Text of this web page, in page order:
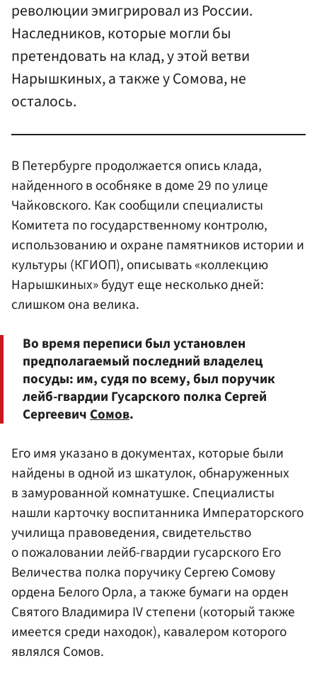
революции эмигрировал из России.
Наследников, которые могли бы
претендовать на клад, у этой ветви
Нарышкиных, а также у Сомова, не
осталось.
В Петербурге продолжается опись клада,
найденного в особняке в доме 29 по улице
Чайковского. Как сообщили специалисты
Комитета по государственному контролю,
использованию и охране памятников истории и
культуры (КГИОП), описывать «коллекцию
Нарышкиных» будут еще несколько дней:
слишком она велика.
Во время переписи был установлен
предполагаемый последний владелец
посуды: им, судя по всему, был поручик
лейб-гвардии Гусарского полка Сергей
Сергеевич Сомов.
Его имя указано в документах, которые были
найдены в одной из шкатулок, обнаруженных
в замурованной комнатушке. Специалисты
нашли карточку воспитанника Императорского
училища правоведения, свидетельство
о пожаловании лейб-гвардии гусарского Его
Величества полка поручику Сергею Сомову
ордена Белого Орла, а также бумаги на орден
Святого Владимира IV степени (который также
имеется среди находок), кавалером которого
являлся Сомов.